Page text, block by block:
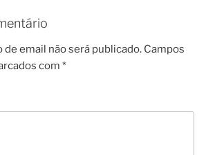
de email não será publicado. Campos
com *